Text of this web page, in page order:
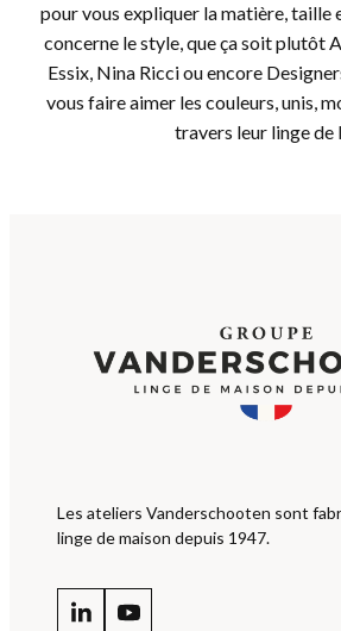
pour vous expliquer la matière, taille
concerne le style, que ça soit plutôt
Essix, Nina Ricci ou encore
vous faire aimer les couleurs, unis,
travers leur linge de
Les ateliers Vanderschooten sont
linge de maison depuis 1947.